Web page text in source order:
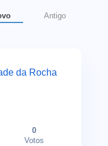
Antigo
da Rocha
0
Votos